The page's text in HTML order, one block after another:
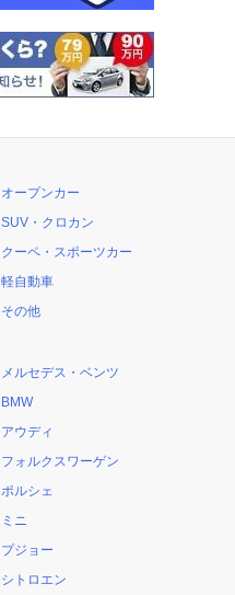
オープンカー
SUV・クロカン
クーペ・スポーツカー
軽自動車
その他
メルセデス・ベンツ
BMW
アウディ
フォルクスワーゲン
ポルシェ
ミニ
プジョー
シトロエン